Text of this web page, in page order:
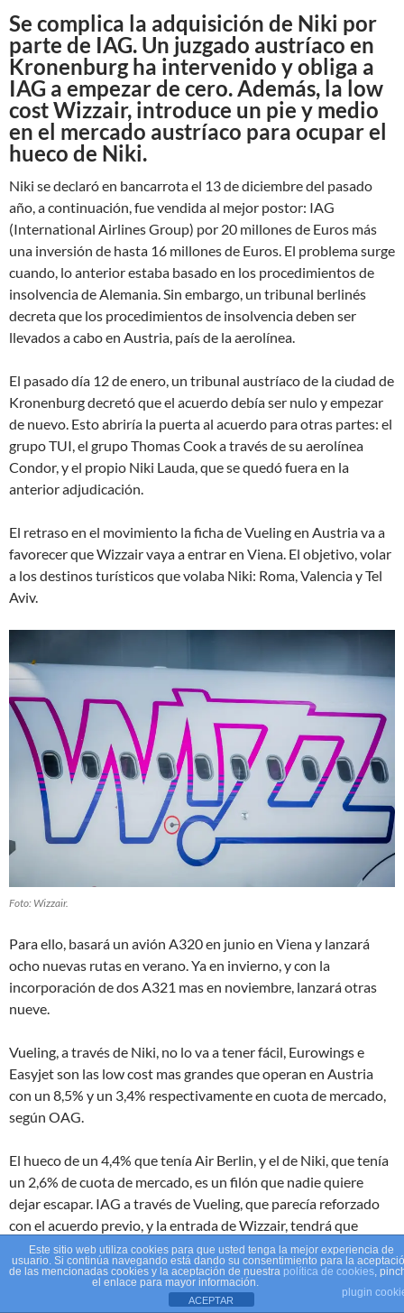
Se complica la adquisición de Niki por
parte de IAG. Un juzgado austríaco en
Kronenburg ha intervenido y obliga a
IAG a empezar de cero. Además, la low
cost Wizzair, introduce un pie y medio
en el mercado austríaco para ocupar el
hueco de Niki.
Niki se declaró en bancarrota el 13 de diciembre del pasado
año, a continuación, fue vendida al mejor postor: IAG
(International Airlines Group) por 20 millones de Euros más
una inversión de hasta 16 millones de Euros. El problema surge
cuando, lo anterior estaba basado en los procedimientos de
insolvencia de Alemania. Sin embargo, un tribunal berlinés
decreta que los procedimientos de insolvencia deben ser
llevados a cabo en Austria, país de la aerolínea.
El pasado día 12 de enero, un tribunal austríaco de la ciudad de
Kronenburg decretó que el acuerdo debía ser nulo y empezar
de nuevo. Esto abriría la puerta al acuerdo para otras partes: el
grupo TUI, el grupo Thomas Cook a través de su aerolínea
Condor, y el propio Niki Lauda, que se quedó fuera en la
anterior adjudicación.
El retraso en el movimiento la ficha de Vueling en Austria va a
favorecer que Wizzair vaya a entrar en Viena. El objetivo, volar
a los destinos turísticos que volaba Niki: Roma, Valencia y Tel
Aviv.
Foto: Wizzair.
Para ello, basará un avión A320 en junio en Viena y lanzará
ocho nuevas rutas en verano. Ya en invierno, y con la
incorporación de dos A321 mas en noviembre, lanzará otras
nueve.
Vueling, a través de Niki, no lo va a tener fácil, Eurowings e
Easyjet son las low cost mas grandes que operan en Austria
con un 8,5% y un 3,4% respectivamente en cuota de mercado,
según OAG.
El hueco de un 4,4% que tenía Air Berlin, y el de Niki, que tenía
un 2,6% de cuota de mercado, es un filón que nadie quiere
dejar escapar. IAG a través de Vueling, que parecía reforzado
con el acuerdo previo, y la entrada de Wizzair, tendrá que
realizar un esfuerzo extraordinario.
Este sitio web utiliza cookies para que usted tenga la mejor experiencia de
usuario. Si continúa navegando está dando su consentimiento para la
de las mencionadas cookies y la aceptación de nuestra política de cookies,
el enlace para mayor información.
plugin
ACEPTAR